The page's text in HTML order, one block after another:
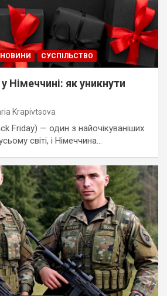
НОВИНИ СУСПІЛЬСТВО
Німеччині: як уникнути
Krapivtsova
Friday) — один з найочікуваніших
світі, і Німеччина…